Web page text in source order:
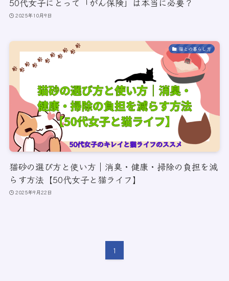
2025年10月9日
猫との暮らし方
猫砂の選び方と使い方｜消臭・健康・掃除の負担を減
らす方法【50代女子と猫ライフ】
2025年9月22日
1